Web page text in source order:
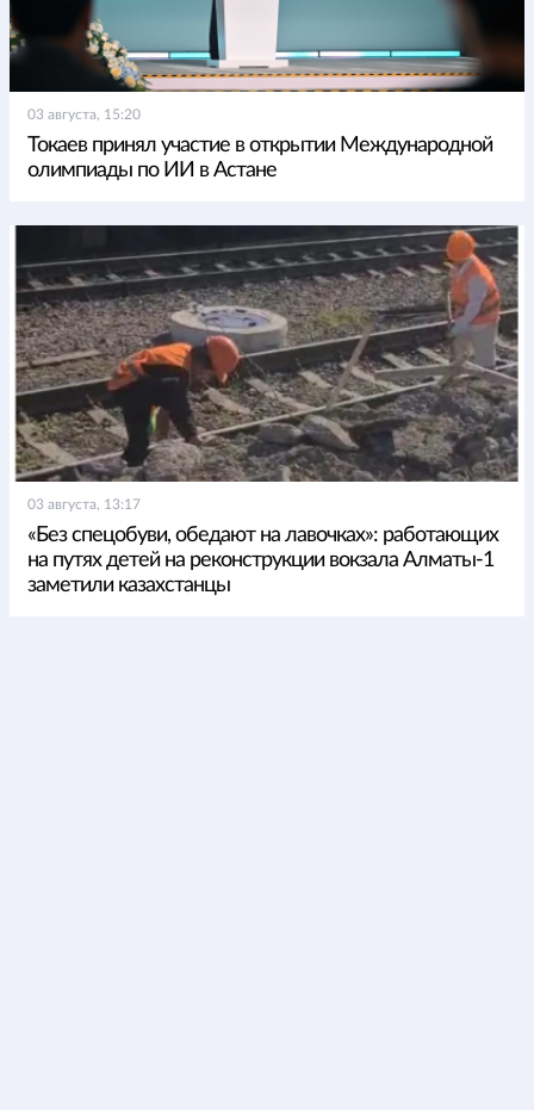
03 августа, 15:20
Токаев принял участие в открытии Международной
олимпиады по ИИ в Астане
03 августа, 13:17
«Без спецобуви, обедают на лавочках»: работающих
на путях детей на реконструкции вокзала Алматы-1
заметили казахстанцы